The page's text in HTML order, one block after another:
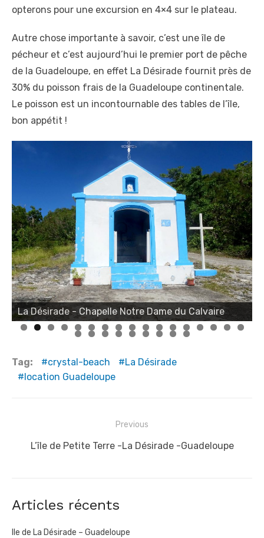
opterons pour une excursion en 4×4 sur le plateau.
Autre chose importante à savoir, c’est une île de
pécheur et c’est aujourd’hui le premier port de pêche
de la Guadeloupe, en effet La Désirade fournit près de
30% du poisson frais de la Guadeloupe continentale.
Le poisson est un incontournable des tables de l’île,
bon appétit !
La Désirade - Chapelle Notre Dame du Calvaire
La Désirade - Plage du Souffleur
Tag: crystal-beach
La Désirade
location Guadeloupe
Previous
Previous
L’île de Petite Terre -La Désirade -Guadeloupe
Articles récents
Ile de La Désirade – Guadeloupe